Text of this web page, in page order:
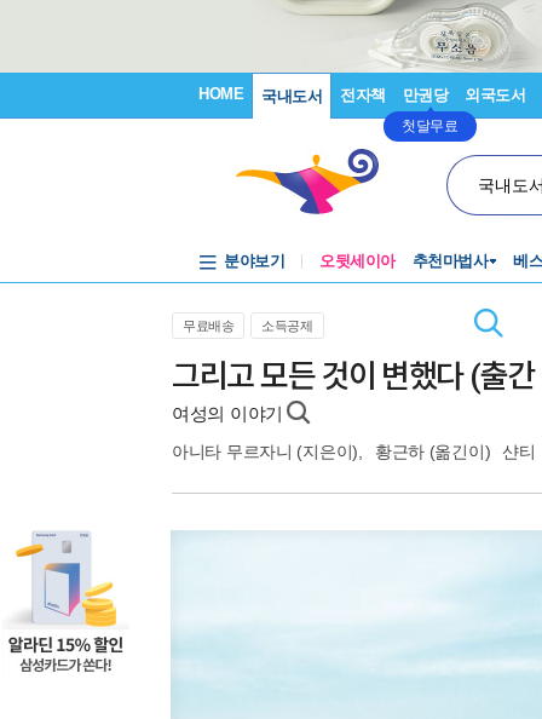
HOME 국내도서 전자책 만권당
첫달무료
외국도서
국내도
분야보기 오뒷세이아 추천마법사 베
무료배송 소득공제
그리고 모든 것이 변했다 (출
여성의 이야기
아니타 무르자니 (지은이), 황근하(옮긴이) 샨티